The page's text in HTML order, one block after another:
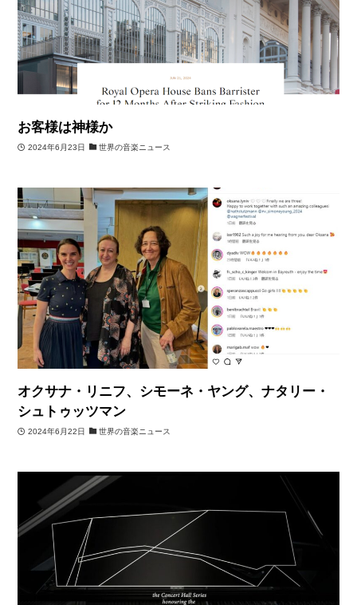
お客様は神様か
2024年6月23日 世界の音楽ニュース
オクサナ・リニフ、シモーネ・ヤング、ナタリー・
シュトゥッツマン
2024年6月22日 世界の音楽ニュース